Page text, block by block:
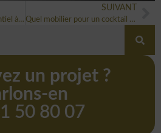
Système audio événementiel à Toulouse : le guide pour choisir et louer une sonorisation à la hauteur de votre événement
SUIVANT
Quel mobilier pour un cocktail de 200 personnes ?
un projet ?
en
50 80 07